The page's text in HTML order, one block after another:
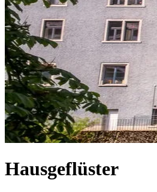
Hausgeflüster